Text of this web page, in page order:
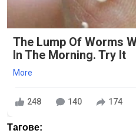
The Lump Of Worms
In The Morning. Try It
More
248 140 174
Тагове: